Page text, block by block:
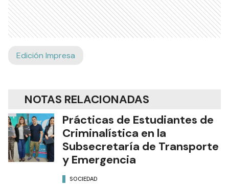
Edición Impresa
NOTAS RELACIONADAS
Prácticas de Estudiantes de
Criminalística en la
Subsecretaría de Transporte
y Emergencia
SOCIEDAD